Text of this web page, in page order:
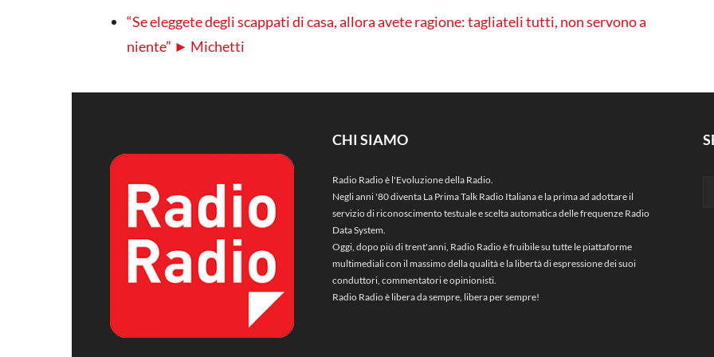
“Se eleggete degli scappati di casa, allora avete ragione: tagliateli tutti, non servono a
niente” ► Michetti
CHI SIAMO
Radio Radio è l'Evoluzione della Radio.
Negli anni '80 diventa La Prima Talk Radio Italiana e la prima ad adottare il
servizio di riconoscimento testuale e scelta automatica delle frequenze Radio
Data System.
Oggi, dopo più di trent'anni, Radio Radio è fruibile su tutte le piattaforme
multimediali con il massimo della qualità e la libertà di espressione dei suoi
conduttori, commentatori e opinionisti.
Radio Radio è libera da sempre, libera per sempre!